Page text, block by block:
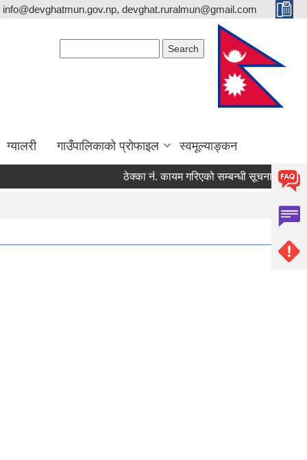
info@devghatmun.gov.np, devghat.ruralmun@gmail.com
ग्यालरी गाउँपालिकाको प्रोफाइल स्वमूल्याङ्कन
ठेक्का नंं. कायम गरिएको सम्बन्धी सूचना !